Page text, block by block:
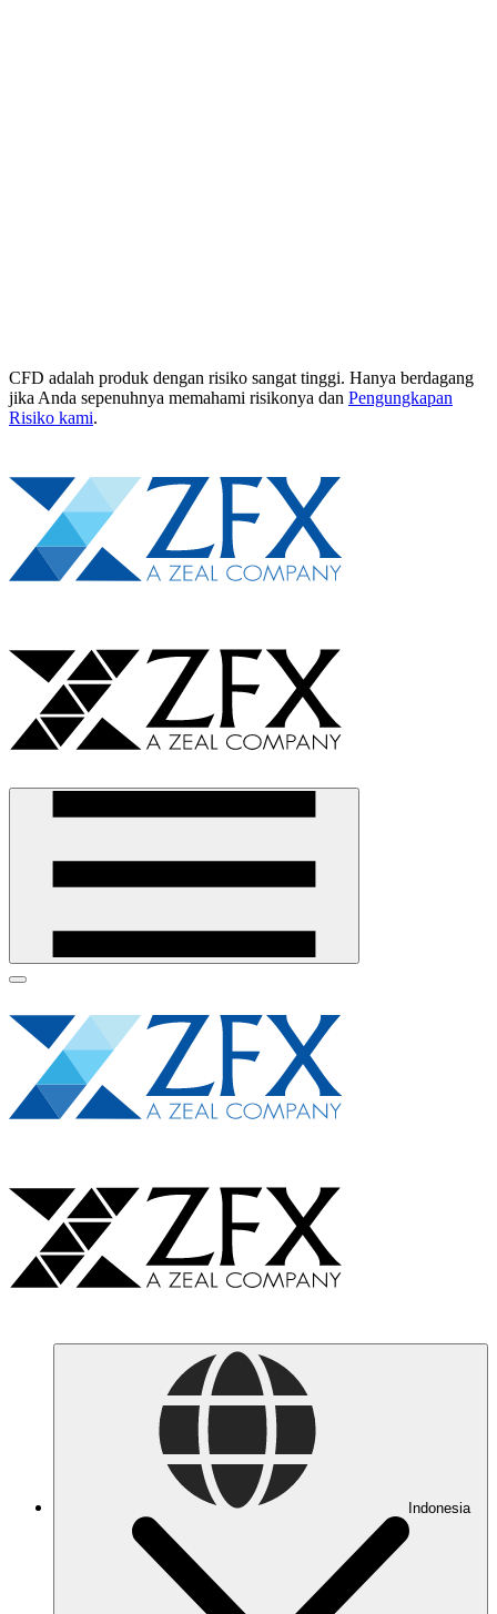
CFD adalah produk dengan risiko sangat tinggi. Hanya berdagang
jika Anda sepenuhnya memahami risikonya dan Pengungkapan
Risiko kami.
Indonesia